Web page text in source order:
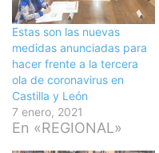
Estas son las nuevas
medidas anunciadas para
hacer frente a la tercera
ola de coronavirus en
Castilla y León
7 enero, 2021
En «REGIONAL»